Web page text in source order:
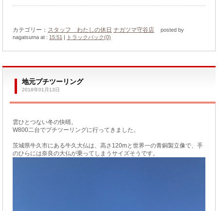
カテゴリー： スタッフ わたしの休日 ナガツマ守谷店
posted by
nagatsuma at : 15:51 | トラックバック(0)
地元プチツーリング
2018年01月13日
雲ひとつない冬の快晴。
W800二台でプチツーリングに行ってきました。
茨城県牛久市にある牛久大仏は、高さ120mと世界一の青銅製立像で、手
のひらには奈良の大仏が乗ってしまうサイズそうです。